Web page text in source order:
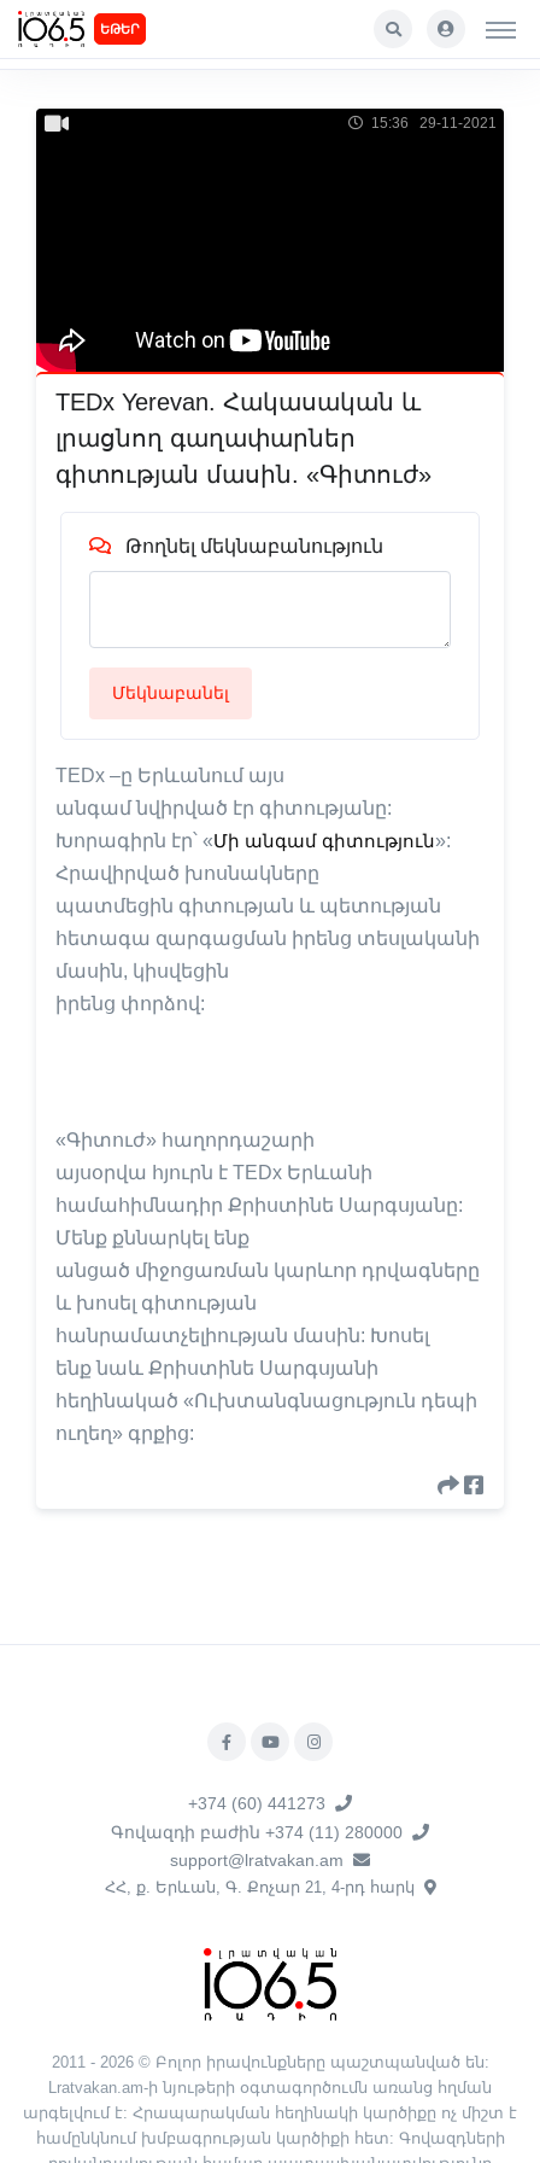
ԵԹԵՐ
15:36 29-11-2021
TEDx Yerevan. Հակասական և
լրացնող գաղափարներ
գիտության մասին. «Գիտուժ»
Թողնել մեկնաբանություն
Մեկնաբանել
TEDx –ը Երևանում այս
անգամ նվիրված էր գիտությանը:
Խորագիրն էր՝ «Մի անգամ գիտություն»:
Հրավիրված խոսնակները
պատմեցին գիտության և պետության
հետագա զարգացման իրենց տեսլականի
մասին, կիսվեցին
իրենց փորձով:
«Գիտուժ» հաղորդաշարի
այսօրվա հյուրն է TEDx Երևանի
համահիմնադիր Քրիստինե Սարգսյանը:
Մենք քննարկել ենք
անցած միջոցառման կարևոր դրվագները
և խոսել գիտության
հանրամատչելիության մասին: Խոսել
ենք նաև Քրիստինե Սարգսյանի
հեղինակած «Ուխտանգնացություն դեպի
ուղեղ» գրքից:
+374 (60) 441273
Գովազդի բաժին +374 (11) 280000
support@lratvakan.am
ՀՀ, ք. Երևան, Գ. Քոչար 21, 4-րդ հարկ
2011 - 2026 © Բոլոր իրավունքները պաշտպանված են:
Lratvakan.am-ի նյութերի օգտագործումն առանց հղման
արգելվում է: Հրապարակման հեղինակի կարծիքը ոչ միշտ է
համընկնում խմբագրության կարծիքի հետ: Գովազդների